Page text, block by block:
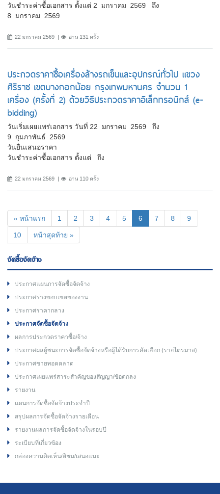
วันชำระค่าซื้อเอกสาร ตั้งแต่ 2 มกราคม 2569 ถึง
8 มกราคม 2569
22 มกราคม 2569 อ่าน 131 ครั้ง
ประกวดราคาซื้อเครื่องล้างรถเข็นและอุปกรณ์ทั่วไป แขวง
ศิริราช เขตบางกอกน้อย กรุงเทพมหานคร จำนวน 1
เครื่อง (ครั้งที่ 2) ด้วยวิธีประกวดราคาอิเล็กทรอนิกส์ (e-
bidding)
วันเริ่มเผยแพร่เอกสาร วันที่ 22 มกราคม 2569 ถึง
9 กุมภาพันธ์ 2569
วันยื่นเสนอราคา
วันชำระค่าซื้อเอกสาร ตั้งแต่ ถึง
22 มกราคม 2569 อ่าน 110 ครั้ง
« หน้าแรก 1 2 3 4 5 6 (current)
7 8 9
10 หน้าสุดท้าย »
จัดซื้อจัดจ้าง
ประกาศแผนการจัดซื้อจัดจ้าง
ประกาศร่างขอบเขตของงาน
ประกาศราคากลาง
ประกาศจัดซื้อจัดจ้าง
ผลการประกวดราคาซื้อ/จ้าง
ประกาศผลผู้ชนะการจัดซื้อจัดจ้างหรือผู้ได้รับการคัดเลือก (รายไตรมาส)
ประกาศขายทอดตลาด
ประกาศเผยแพร่สาระสำคัญของสัญญา/ข้อตกลง
รายงาน
แผนการจัดซื้อจัดจ้างประจำปี
สรุปผลการจัดซื้อจัดจ้างรายเดือน
รายงานผลการจัดซื้อจัดจ้างในรอบปี
ระเบียบที่เกี่ยวข้อง
กล่องความคิดเห็น/ติชม/เสนอแนะ